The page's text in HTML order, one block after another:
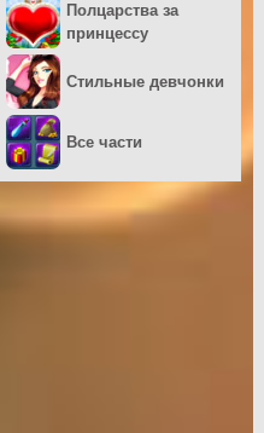
Полцарства за
принцессу
Стильные девчонки
Все части